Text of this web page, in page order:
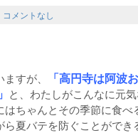
コメントなし
すが、
「高円寺は阿波
と、わたしがこんなに元
ちゃんとその季節に食べ
夏バテを防ぐことができ